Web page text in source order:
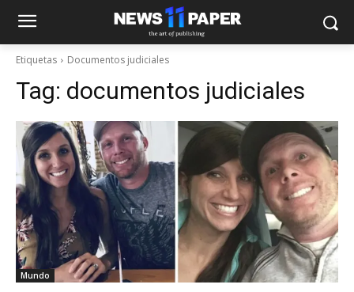
Etiquetas Documentos judiciales
Tag: documentos judiciales
Mundo